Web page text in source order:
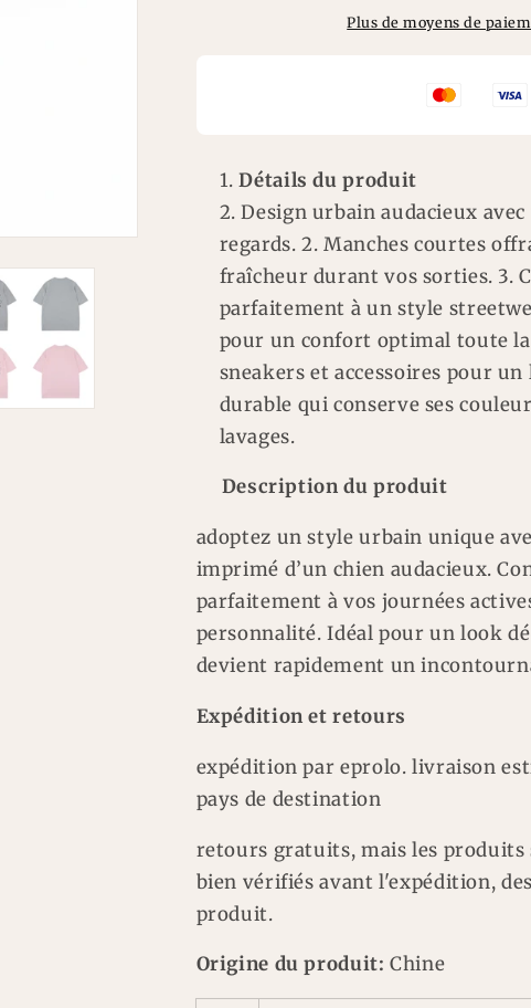
courtes
Plus de moyens de
Détails du produit
Design urbain audacieux
regards. 2. Manches courtes
fraîcheur durant vos sorties. 3.
parfaitement à un style
pour un confort optimal toute la
sneakers et accessoires pour
durable qui conserve ses
lavages.
Description du produit
adoptez un style urbain unique
imprimé d’un chien audacieux.
parfaitement à vos journées
personnalité. Idéal pour un look
devient rapidement un
Expédition et retours
expédition par eprolo. livraison
pays de destination
retours gratuits, mais les
bien vérifiés avant l'expédition,
produit.
Origine du produit:Chine